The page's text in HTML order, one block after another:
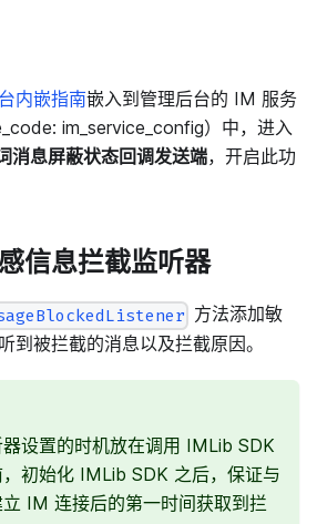
内嵌指南嵌入到管理后台的 IM 服务
im_service_config）中，进入
消息屏蔽状态回调发送端，开启此功
信息拦截监听器
方法添加敏
到被拦截的消息以及拦截原因。
设置的时机放在调用 IMLib SDK
初始化 IMLib SDK 之后，保证与
IM 连接后的第一时间获取到拦